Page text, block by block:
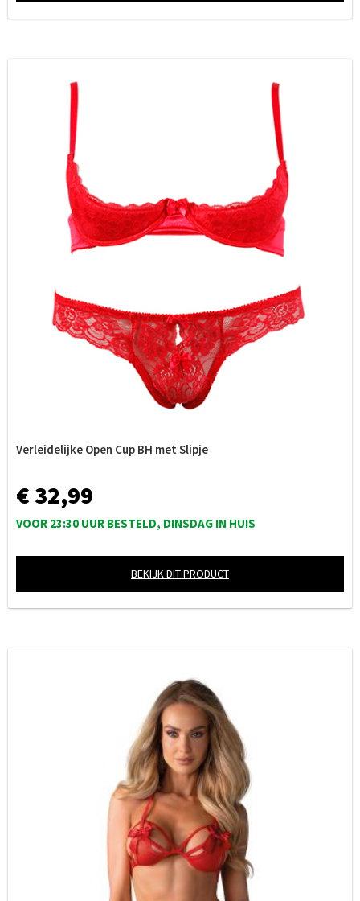
Verleidelijke Open Cup BH met Slipje
€ 32,99
VOOR 23:30 UUR BESTELD, DINSDAG IN HUIS
BEKIJK DIT PRODUCT